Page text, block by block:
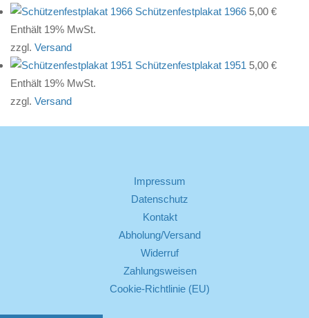
Schützenfestplakat 1966 5,00 €
Enthält 19% MwSt.
zzgl. Versand
Schützenfestplakat 1951 5,00 €
Enthält 19% MwSt.
zzgl. Versand
Impressum
Datenschutz
Kontakt
Abholung/Versand
Widerruf
Zahlungsweisen
Cookie-Richtlinie (EU)